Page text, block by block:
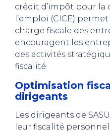
crédit d’impôt pour
l’emploi (CICE)
charge fiscale des
encouragent les
des activités
fiscalité.
Optimisation
dirigeants
Les dirigeants de
leur fiscalité